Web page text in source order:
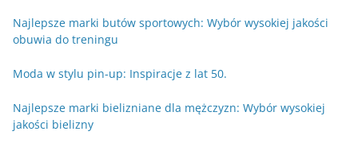
Najlepsze marki butów sportowych: Wybór wysokiej jakości
obuwia do treningu
Moda w stylu pin-up: Inspiracje z lat 50.
Najlepsze marki bielizniane dla mężczyzn: Wybór wysokiej
jakości bielizny